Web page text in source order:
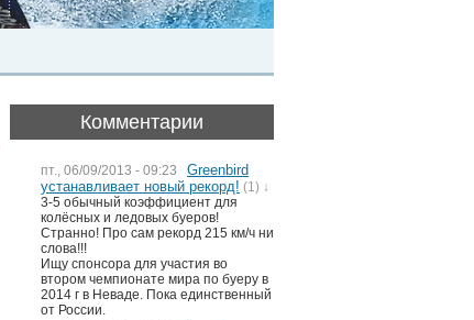
Комментарии
пт., 06/09/2013 - 09:23
Greenbird
устанавливает новый рекорд! (1) ↓
3-5 обычный коэффициент для
колёсных и ледовых буеров!
Странно! Про сам рекорд 215 км/ч ни
слова!!!
Ищу спонсора для участия во
втором чемпионате мира по буеру в
2014 г в Неваде. Пока единственный
от России.